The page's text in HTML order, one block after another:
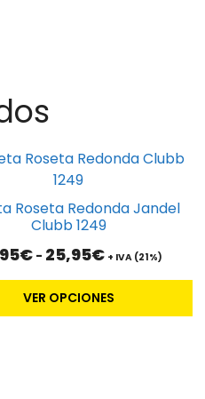
Roseta Redonda Jandel
Clubb 1249
€ - 25,95€Rango
precios:
desde
23,95€
+ IVA (21%)
VER OPCIONES